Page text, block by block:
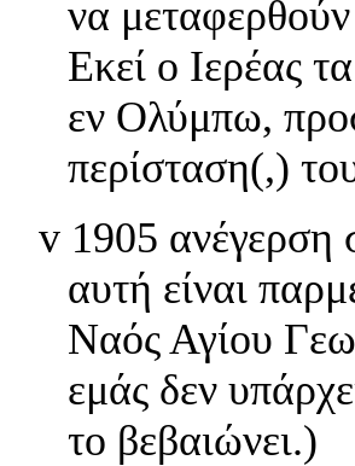
να
Εκεί ο Ιερέας
εν Ολύμπω,
περίσταση(,)
v 1905
αυτή είναι
Ναός Αγίου
εμάς δεν
το βεβαιώνει.)